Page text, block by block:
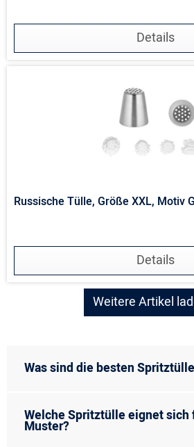
Details
Russische Tülle, Größe XXL, Motiv
Details
Weitere Artikel
Was sind die besten
Welche Spritztülle eignet sich
Muster?